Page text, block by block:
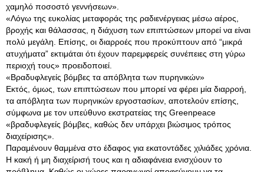
χαμηλό ποσοστό γεννήσεων».
«Λόγω της ευκολίας μεταφοράς της ραδιενέργειας μέσω αέρος,
βροχής και θάλασσας, η διάχυση των επιπτώσεων μπορεί να είναι
πολύ μεγάλη. Επίσης, οι διαρροές που προκύπτουν από “μικρά
ατυχήματα” εκτιμάται ότι έχουν παρεμφερείς συνέπειες στη γύρω
περιοχή τους» προειδοποιεί.
«Βραδυφλεγείς βόμβες τα απόβλητα των πυρηνικών»
Εκτός, όμως, των επιπτώσεων που μπορεί να φέρει μία διαρροή,
τα απόβλητα των πυρηνικών εργοστασίων, αποτελούν επίσης,
σύμφωνα με τον υπεύθυνο εκστρατείας της Greenpeace
«βραδυφλεγείς βόμβες, καθώς δεν υπάρχει βιώσιμος τρόπος
διαχείρισης».
Παραμένουν θαμμένα στο έδαφος για εκατοντάδες χιλιάδες χρόνια.
Η κακή ή μη διαχείρισή τους και η αδιαφάνεια ενισχύουν το